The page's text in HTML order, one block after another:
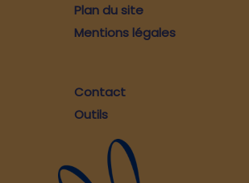
Plan du site
Mentions légales
Contact
Outils